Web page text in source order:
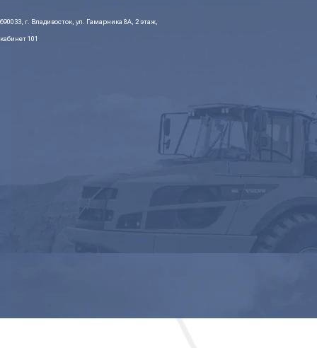
690033, г. Владивосток, ул. Гамарника 8А, 2 этаж,
кабинет 101